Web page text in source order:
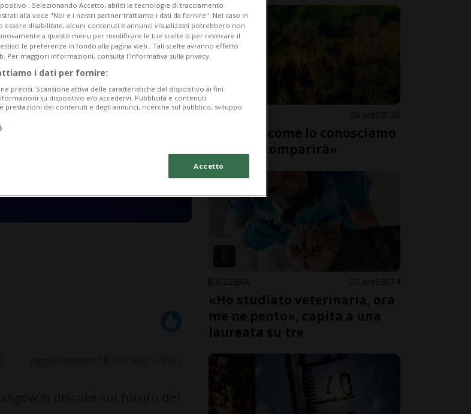
SVIZZERA 6 ore 3 38
«Il bosco come lo conosciamo
adesso scomparirà»
SVIZZERA 7 ore 3 14
«Ho studiato veterinaria, ora
me ne pento», capita a una
laureata su tre
. Selezionando Accetto, abiliti le tecnologie di tracciamento
alla voce "Noi e i nostri partner trattiamo i dati da fornire". Nel caso in
essere disabilitate, alcuni contenuti e annunci visualizzati potrebbero non
a questo menu per modificare le tue scelte o per revocare il
le preferenze in fondo alla pagina web.. Tali scelte avranno effetto
Per maggiori informazioni, consulta l'Informativa sulla privacy.
i dati per fornire:
precisi. Scansione attiva delle caratteristiche del dispositivo ai fini
su dispositivo e/o accedervi. Pubblicità e contenuti
prestazioni dei contenuti e degli annunci, ricerche sul pubblico, sviluppo
Accetto